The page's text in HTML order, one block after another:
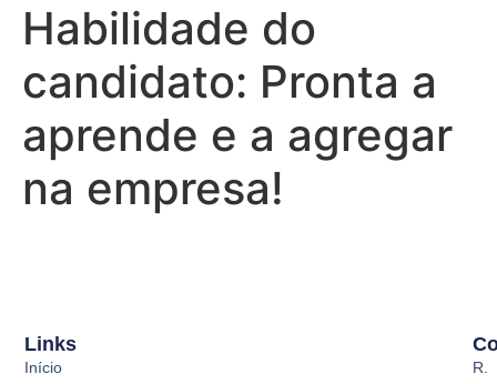
Habilidade do
candidato: Pronta a
aprende e a agregar
na empresa!
Links
Início
R.